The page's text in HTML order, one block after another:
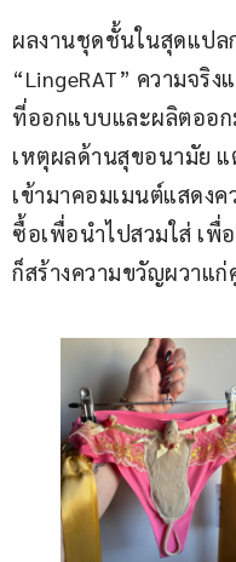
ผลงานชุดชั้นในสุดแปล
“LingeRAT” ความจริง
ที่ออกแบบและผลิตออก
เหตุผลด้านสุขอนามัย แ
เข้ามาคอมเมนต์แสดง
ซื้อเพื่อนำไปสวมใส่ เพื่
ก็สร้างความขวัญผวาแก่